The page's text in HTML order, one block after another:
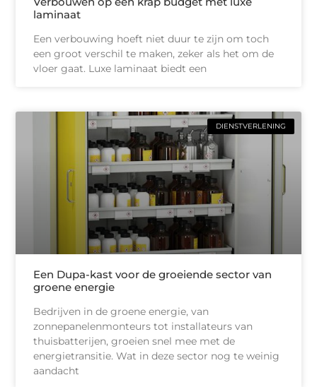
laminaat
Een verbouwing hoeft niet duur te zijn om toch
een groot verschil te maken, zeker als het om de
vloer gaat. Luxe laminaat biedt een
DIENSTVERLENING
Een Dupa-kast voor de groeiende sector van
groene energie
Bedrijven in de groene energie, van
zonnepanelenmonteurs tot installateurs van
thuisbatterijen, groeien snel mee met de
energietransitie. Wat in deze sector nog te weinig
aandacht